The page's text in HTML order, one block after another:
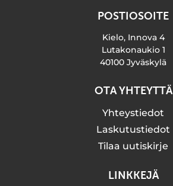
POSTIOSOITE
Kielo, Innova 4
Lutakonaukio 1
40100 Jyväskylä
OTA YHTEYTTÄ
Yhteystiedot
Laskutustiedot
Tilaa uutiskirje
LINKKEJÄ